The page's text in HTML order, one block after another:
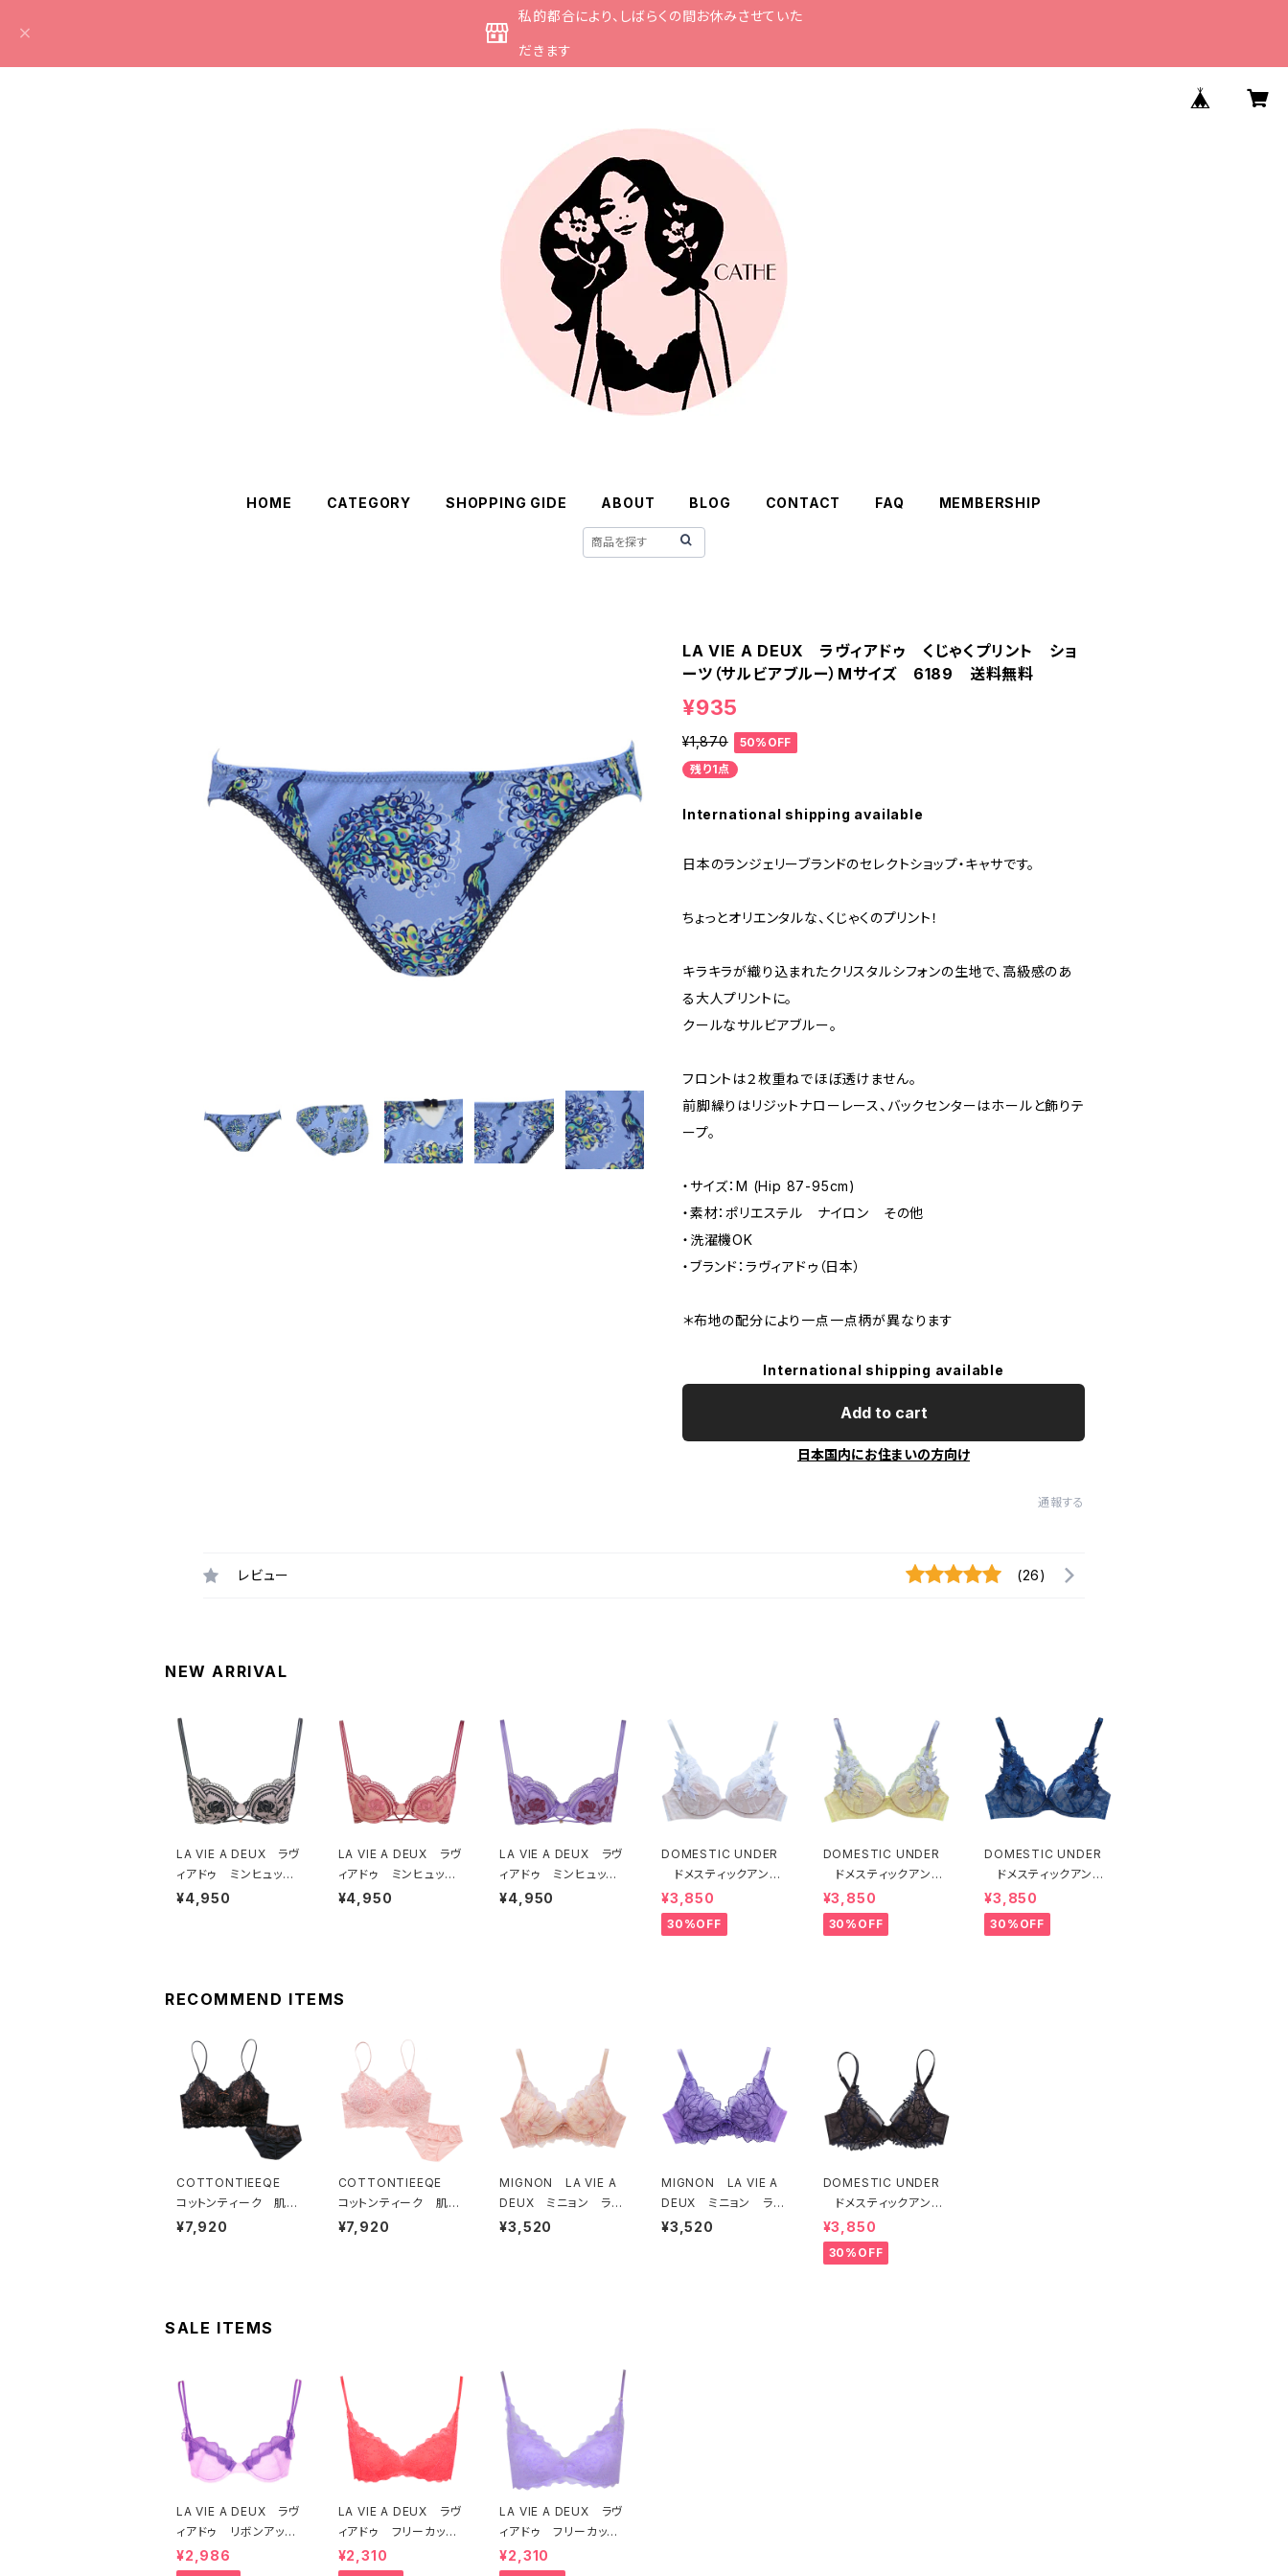
私的都合により、しばらくの間お休みさせていた
だきます
HOME CATEGORY SHOPPING GIDE ABOUT BLOG CONTACT FAQ MEMBERSHIP
LA VIE A DEUX ラヴィアドゥ くじゃくプリント ショ
ーツ（サルビアブルー）Mサイズ 6189 送料無料
¥935
¥1,870
50%OFF
残り1点
International shipping available
日本のランジェリーブランドのセレクトショップ・キャサです。
ちょっとオリエンタルな、くじゃくのプリント！
キラキラが織り込まれたクリスタルシフォンの生地で、高級感のあ
る大人プリントに。
クールなサルビアブルー。
フロントは２枚重ねでほぼ透けません。
前脚繰りはリジットナローレース、バックセンターはホールと飾りテ
ープ。
・サイズ：M (Hip 87-95cm)
・素材：ポリエステル ナイロン その他
・洗濯機OK
・ブランド：ラヴィアドゥ（日本）
＊布地の配分により一点一点柄が異なります
International shipping available
Add to cart
日本国内にお住まいの方向け
通報する
レビュー (26)
NEW ARRIVAL
LA VIE A DEUX ラヴ
ィアドゥ ミンヒュッ
ゲ ブラジャー（ブラッ
¥4,950
LA VIE A DEUX ラヴ
ィアドゥ ミンヒュッ
ゲ ブラジャー（ヒュッ
¥4,950
LA VIE A DEUX ラヴ
ィアドゥ ミンヒュッ
ゲ ブラジャー（ライラ
¥4,950
DOMESTIC UNDER
ドメスティックアンダ
ー モティフフルール
ブラジャー（オフホワイ
ト）D2255
¥3,850
30%OFF
DOMESTIC UNDER
ドメスティックアンダ
ー モティフフルール
ブラジャー（レモネード）
D2255 送料無料
¥3,850
30%OFF
DOMESTIC UNDER
ドメスティックアンダ
ー モティフフルール
ブラジャー（ブルー）D2
255
¥3,850
30%OFF
RECOMMEND ITEMS
COTTONTIEEQE
コットンティーク 肌側
コットン100％ ソフト
¥7,920
COTTONTIEEQE
コットンティーク 肌側
コットン100％ ソフト
¥7,920
MIGNON LA VIE A
DEUX ミニョン ラヴ
ィアドゥ ビビアーナ
¥3,520
MIGNON LA VIE A
DEUX ミニョン ラヴ
ィアドゥ ビビアーナ
¥3,520
DOMESTIC UNDER
ドメスティックアンダ
ー オルフェーヴル ブ
ラジャー（ブラック）D22
54 送料無料
¥3,850
30%OFF
SALE ITEMS
LA VIE A DEUX ラヴ
ィアドゥ リボンアップ
リケ ブラジャー（ラベ
ンダー） 22293 SA
¥2,986
LA VIE A DEUX ラヴ
ィアドゥ フリーカット
レース ブラレット ソ
フトブラ（トマトレッド）2
¥2,310
LA VIE A DEUX ラヴ
ィアドゥ フリーカット
レース ブラレット ソ
フトブラ（ラベンダー）22
¥2,310